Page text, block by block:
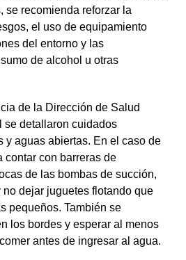
se recomienda reforzar la
el uso de equipamiento
del entorno y las
de alcohol u otras
de la Dirección de Salud
se detallaron cuidados
y aguas abiertas. En el caso de
contar con barreras de
de las bombas de succión,
dejar juguetes flotando que
pequeños. También se
los bordes y esperar al menos
antes de ingresar al agua.